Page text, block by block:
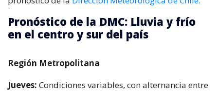
Pronóstico de la DMC: Lluvia y frío
en el centro y sur del país
Región Metropolitana
Jueves: Condiciones variables, con alternancia entre